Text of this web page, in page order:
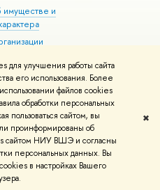
для улучшения работы сайта
его использования. Более
файлов cookies
обработки персональных
пользоваться сайтом, вы
проинформированы об
сайтом НИУ ВШЭ и согласны
персональных данных. Вы
в настройках Вашего
✖
имуществе и
здоровья
Условия использования
Карта сайта
вШколе дизайна НИУ ВШЭ